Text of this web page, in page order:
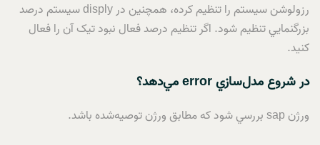
رزولوشن سيستم را تنظيم کرده، همچنين در disply سيستم درصد
بزرگنمايي تنظيم شود. اگر تنظيم درصد فعال نبود تيک آن را فعال
کنيد.
در شروع مدل‌سازيerrorمي‌دهد؟
ورژن sap بررسي شود که مطابق ورژن توصيه‌شده باشد.